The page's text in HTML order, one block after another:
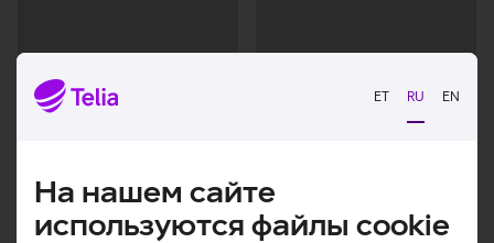
ET RU EN
На нашем сайте
используются файлы cookie
данных
данных